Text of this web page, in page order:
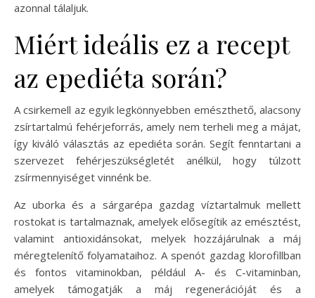
azonnal tálaljuk.
Miért ideális ez a recept
az epediéta során?
A csirkemell az egyik legkönnyebben emészthető, alacsony
zsírtartalmú fehérjeforrás, amely nem terheli meg a májat,
így kiváló választás az epediéta során. Segít fenntartani a
szervezet fehérjeszükségletét anélkül, hogy túlzott
zsírmennyiséget vinnénk be.
Az uborka és a sárgarépa gazdag víztartalmuk mellett
rostokat is tartalmaznak, amelyek elősegítik az emésztést,
valamint antioxidánsokat, melyek hozzájárulnak a máj
méregtelenítő folyamataihoz. A spenót gazdag klorofillban
és fontos vitaminokban, például A- és C-vitaminban,
amelyek támogatják a máj regenerációját és a